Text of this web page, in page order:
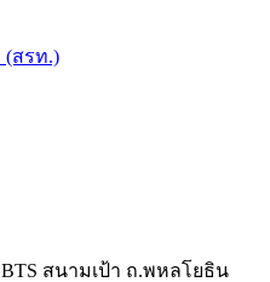
BTS สนามเป้า ถ.พหลโยธิน